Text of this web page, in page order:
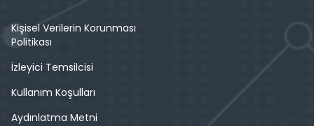
Kişisel Verilerin Korunması
Politikası
İzleyici Temsilcisi
Kullanım Koşulları
Aydınlatma Metni